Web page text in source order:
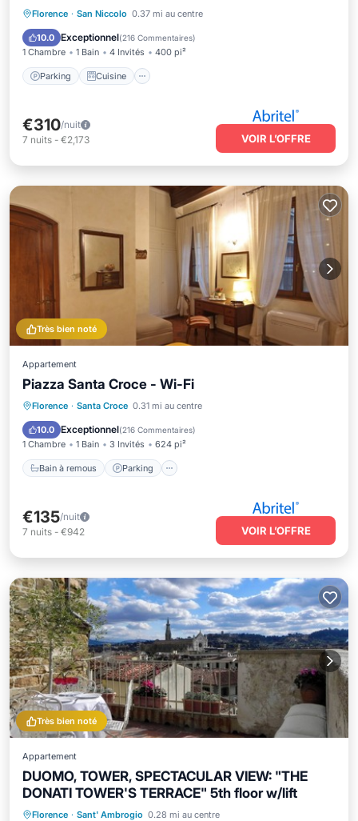
WiFi
Florence · San Niccolo 0.37 mi au centre
10.0 Exceptionnel(216 Commentaires)
1 Chambre 1 Bain 4 Invités 400 pi²
Parking Cuisine
Parking Cuisine
Climatisation
Internet
€310/nuit
7 nuits - €2,173 VOIR L’OFFRE
Très bien noté
Appartement
Piazza Santa Croce - Wi-Fi
Florence · Santa Croce 0.31 mi au centre
10.0 Exceptionnel(216 Commentaires)
1 Chambre 1 Bain 3 Invités 624 pi²
Bain à remous Parking
Bain à remous Parking
Climatisation
€135/nuit
7 nuits - €942 VOIR L’OFFRE
Très bien noté
Appartement
DUOMO, TOWER, SPECTACULAR VIEW: "THE
DONATI TOWER'S TERRACE" 5th floor w/lift
Florence · Sant' Ambrogio 0.28 mi au centre
Balcon/Terrasse
Cuisine